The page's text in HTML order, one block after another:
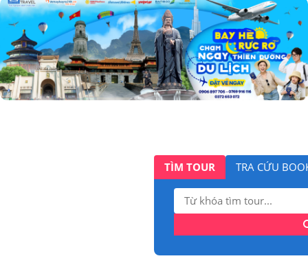
TÌM TOUR TRA CỨU
Tìm
kiếm: